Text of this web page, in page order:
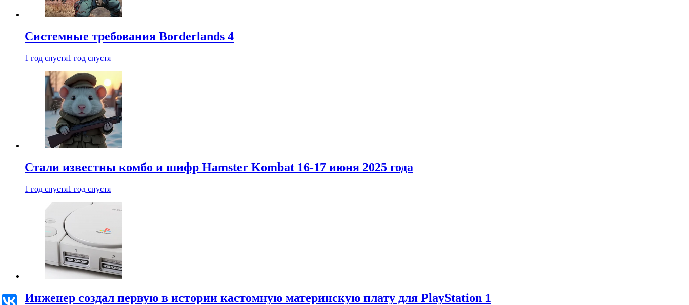
Системные требования Borderlands 4
1 год спустя1 год спустя
Стали известны комбо и шифр Hamster Kombat 16-17 июня 2025 года
1 год спустя1 год спустя
Инженер создал первую в истории кастомную материнскую плату для PlayStation 1